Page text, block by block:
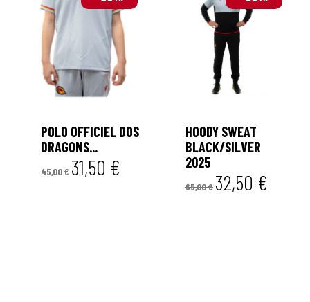

POLO OFFICIEL DOS
DRAGONS...
45,00 € 31,50 €

HOODY SWEAT
BLACK/SILVER
2025
65,00 € 32,50 €